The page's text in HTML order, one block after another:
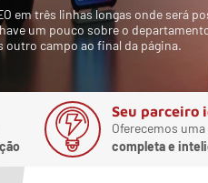
em três linhas longas onde será
um pouco sobre o
campo ao final da página.
Seu parceiro
Oferecemos
completa e